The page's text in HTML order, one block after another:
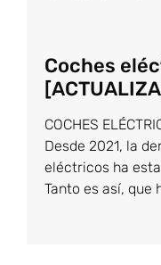
Coches
COCHES
Desde 2021, la
eléctricos ha
Tanto es así, que